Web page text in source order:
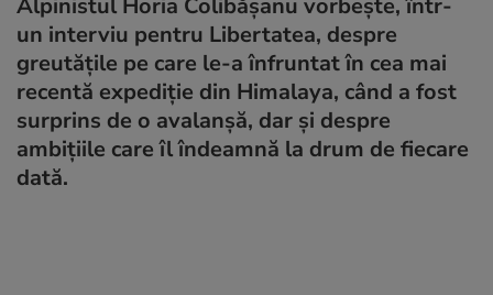
un interviu pentru Libertatea, despre
greutățile pe care le-a înfruntat în cea mai
recentă expediție din Himalaya, când a fost
surprins de o avalanșă, dar și despre
ambițiile care îl îndeamnă la drum de fiecare
dată.